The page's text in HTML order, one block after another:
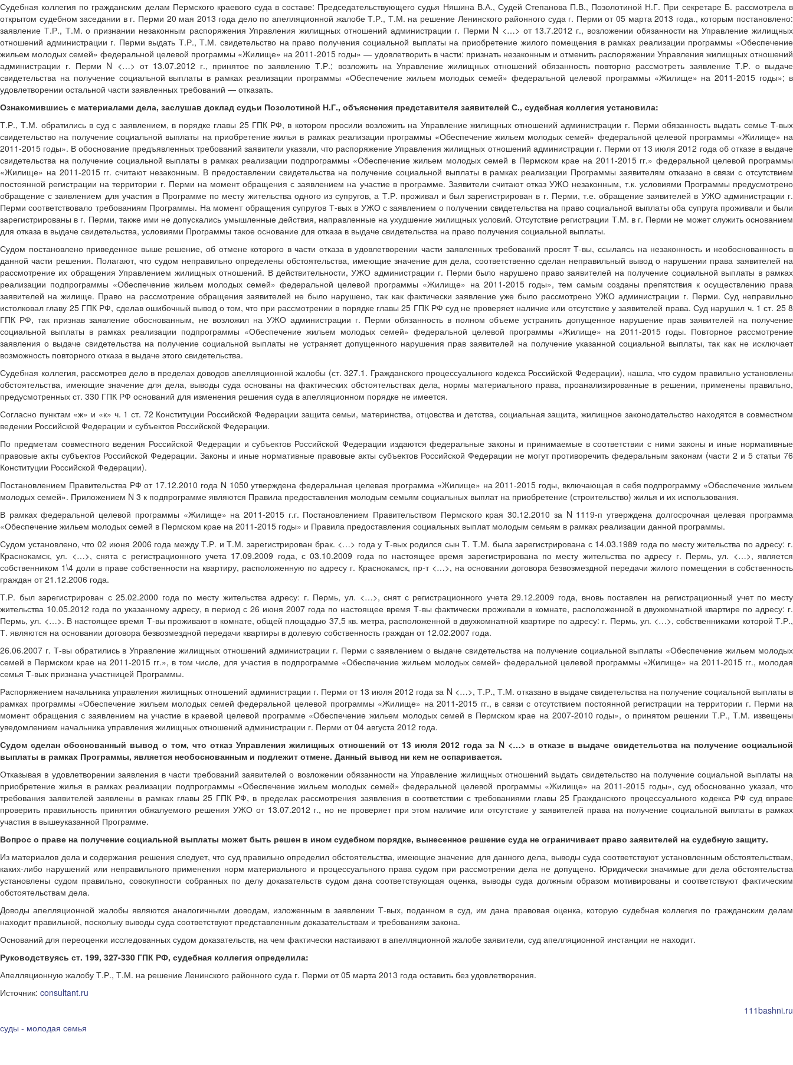
Судебная коллегия по гражданским делам Пермского краевого суда в составе: Председательствующего судья Няшина В.А., Судей Степанова П.В., Позолотиной Н.Г. При секретаре Б. рассмотрела в
открытом судебном заседании в г. Перми 20 мая 2013 года дело по апелляционной жалобе Т.Р., Т.М. на решение Ленинского районного суда г. Перми от 05 марта 2013 года., которым постановлено:
заявление Т.Р., Т.М. о признании незаконным распоряжения Управления жилищных отношений администрации г. Перми N <…> от 13.7.2012 г., возложении обязанности на Управление жилищных
отношений администрации г. Перми выдать Т.Р., Т.М. свидетельство на право получения социальной выплаты на приобретение жилого помещения в рамках реализации программы «Обеспечение
жильем молодых семей» федеральной целевой программы «Жилище» на 2011-2015 годы» — удовлетворить в части: признать незаконным и отменить распоряжении Управления жилищных отношений
администрации г. Перми N <…> от 13.07.2012 г., принятое по заявлению Т.Р.; возложить на Управление жилищных отношений обязанность повторно рассмотреть заявление Т.Р. о выдаче
свидетельства на получение социальной выплаты в рамках реализации программы «Обеспечение жильем молодых семей» федеральной целевой программы «Жилище» на 2011-2015 годы»; в
удовлетворении остальной части заявленных требований — отказать.
Ознакомившись с материалами дела, заслушав доклад судьи Позолотиной Н.Г., объяснения представителя заявителей С., судебная коллегия установила:
Т.Р., Т.М. обратились в суд с заявлением, в порядке главы 25 ГПК РФ, в котором просили возложить на Управление жилищных отношений администрации г. Перми обязанность выдать семье Т-вых
свидетельство на получение социальной выплаты на приобретение жилья в рамках реализации программы «Обеспечение жильем молодых семей» федеральной целевой программы «Жилище» на
2011-2015 годы». В обоснование предъявленных требований заявители указали, что распоряжение Управления жилищных отношений администрации г. Перми от 13 июля 2012 года об отказе в выдаче
свидетельства на получение социальной выплаты в рамках реализации подпрограммы «Обеспечение жильем молодых семей в Пермском крае на 2011-2015 гг.» федеральной целевой программы
«Жилище» на 2011-2015 гг. считают незаконным. В предоставлении свидетельства на получение социальной выплаты в рамках реализации Программы заявителям отказано в связи с отсутствием
постоянной регистрации на территории г. Перми на момент обращения с заявлением на участие в программе. Заявители считают отказ УЖО незаконным, т.к. условиями Программы предусмотрено
обращение с заявлением для участия в Программе по месту жительства одного из супругов, а Т.Р. проживал и был зарегистрирован в г. Перми, т.е. обращение заявителей в УЖО администрации г.
Перми соответствовало требованиям Программы. На момент обращения супругов Т-вых в УЖО с заявлением о получении свидетельства на право социальной выплаты оба супруга проживали и были
зарегистрированы в г. Перми, также ими не допускались умышленные действия, направленные на ухудшение жилищных условий. Отсутствие регистрации Т.М. в г. Перми не может служить основанием
для отказа в выдаче свидетельства, условиями Программы такое основание для отказа в выдаче свидетельства на право получения социальной выплаты.
Судом постановлено приведенное выше решение, об отмене которого в части отказа в удовлетворении части заявленных требований просят Т-вы, ссылаясь на незаконность и необоснованность в
данной части решения. Полагают, что судом неправильно определены обстоятельства, имеющие значение для дела, соответственно сделан неправильный вывод о нарушении права заявителей на
рассмотрение их обращения Управлением жилищных отношений. В действительности, УЖО администрации г. Перми было нарушено право заявителей на получение социальной выплаты в рамках
реализации подпрограммы «Обеспечение жильем молодых семей» федеральной целевой программы «Жилище» на 2011-2015 годы», тем самым созданы препятствия к осуществлению права
заявителей на жилище. Право на рассмотрение обращения заявителей не было нарушено, так как фактически заявление уже было рассмотрено УЖО администрации г. Перми. Суд неправильно
истолковал главу 25 ГПК РФ, сделав ошибочный вывод о том, что при рассмотрении в порядке главы 25 ГПК РФ суд не проверяет наличие или отсутствие у заявителей права. Суд нарушил ч. 1 ст. 25 8
ГПК РФ, так признав заявление обоснованным, не возложил на УЖО администрации г. Перми обязанность в полном объеме устранить допущенное нарушение прав заявителей на получение
социальной выплаты в рамках реализации подпрограммы «Обеспечение жильем молодых семей» федеральной целевой программы «Жилище» на 2011-2015 годы. Повторное рассмотрение
заявления о выдаче свидетельства на получение социальной выплаты не устраняет допущенного нарушения прав заявителей на получение указанной социальной выплаты, так как не исключает
возможность повторного отказа в выдаче этого свидетельства.
Судебная коллегия, рассмотрев дело в пределах доводов апелляционной жалобы (ст. 327.1. Гражданского процессуального кодекса Российской Федерации), нашла, что судом правильно установлены
обстоятельства, имеющие значение для дела, выводы суда основаны на фактических обстоятельствах дела, нормы материального права, проанализированные в решении, применены правильно,
предусмотренных ст. 330 ГПК РФ оснований для изменения решения суда в апелляционном порядке не имеется.
Согласно пунктам «ж» и «к» ч. 1 ст. 72 Конституции Российской Федерации защита семьи, материнства, отцовства и детства, социальная защита, жилищное законодательство находятся в совместном
ведении Российской Федерации и субъектов Российской Федерации.
По предметам совместного ведения Российской Федерации и субъектов Российской Федерации издаются федеральные законы и принимаемые в соответствии с ними законы и иные нормативные
правовые акты субъектов Российской Федерации. Законы и иные нормативные правовые акты субъектов Российской Федерации не могут противоречить федеральным законам (части 2 и 5 статьи 76
Конституции Российской Федерации).
Постановлением Правительства РФ от 17.12.2010 года N 1050 утверждена федеральная целевая программа «Жилище» на 2011-2015 годы, включающая в себя подпрограмму «Обеспечение жильем
молодых семей». Приложением N 3 к подпрограмме являются Правила предоставления молодым семьям социальных выплат на приобретение (строительство) жилья и их использования.
В рамках федеральной целевой программы «Жилище» на 2011-2015 г.г. Постановлением Правительством Пермского края 30.12.2010 за N 1119-п утверждена долгосрочная целевая программа
«Обеспечение жильем молодых семей в Пермском крае на 2011-2015 годы» и Правила предоставления социальных выплат молодым семьям в рамках реализации данной программы.
Судом установлено, что 02 июня 2006 года между Т.Р. и Т.М. зарегистрирован брак. <…> года у Т-вых родился сын Т. Т.М. была зарегистрирована с 14.03.1989 года по месту жительства по адресу: г.
Краснокамск, ул. <…>, снята с регистрационного учета 17.09.2009 года, с 03.10.2009 года по настоящее время зарегистрирована по месту жительства по адресу г. Пермь, ул. <…>, является
собственником 1\4 доли в праве собственности на квартиру, расположенную по адресу г. Краснокамск, пр-т <…>, на основании договора безвозмездной передачи жилого помещения в собственность
граждан от 21.12.2006 года.
Т.Р. был зарегистрирован с 25.02.2000 года по месту жительства адресу: г. Пермь, ул. <…>, снят с регистрационного учета 29.12.2009 года, вновь поставлен на регистрационный учет по месту
жительства 10.05.2012 года по указанному адресу, в период с 26 июня 2007 года по настоящее время Т-вы фактически проживали в комнате, расположенной в двухкомнатной квартире по адресу: г.
Пермь, ул. <…>. В настоящее время Т-вы проживают в комнате, общей площадью 37,5 кв. метра, расположенной в двухкомнатной квартире по адресу: г. Пермь, ул. <…>, собственниками которой Т.Р.,
Т. являются на основании договора безвозмездной передачи квартиры в долевую собственность граждан от 12.02.2007 года.
26.06.2007 г. Т-вы обратились в Управление жилищных отношений администрации г. Перми с заявлением о выдаче свидетельства на получение социальной выплаты «Обеспечение жильем молодых
семей в Пермском крае на 2011-2015 гг.», в том числе, для участия в подпрограмме «Обеспечение жильем молодых семей» федеральной целевой программы «Жилище» на 2011-2015 гг., молодая
семья Т-вых признана участницей Программы.
Распоряжением начальника управления жилищных отношений администрации г. Перми от 13 июля 2012 года за N <…>, Т.Р., Т.М. отказано в выдаче свидетельства на получение социальной выплаты в
рамках программы «Обеспечение жильем молодых семей федеральной целевой программы «Жилище» на 2011-2015 гг., в связи с отсутствием постоянной регистрации на территории г. Перми на
момент обращения с заявлением на участие в краевой целевой программе «Обеспечение жильем молодых семей в Пермском крае на 2007-2010 годы», о принятом решении Т.Р., Т.М. извещены
уведомлением начальника управления жилищных отношений администрации г. Перми от 04 августа 2012 года.
Судом сделан обоснованный вывод о том, что отказ Управления жилищных отношений от 13 июля 2012 года за N <…> в отказе в выдаче свидетельства на получение социальной
выплаты в рамках Программы, является необоснованным и подлежит отмене. Данный вывод ни кем не оспаривается.
Отказывая в удовлетворении заявления в части требований заявителей о возложении обязанности на Управление жилищных отношений выдать свидетельство на получение социальной выплаты на
приобретение жилья в рамках реализации подпрограммы «Обеспечение жильем молодых семей» федеральной целевой программы «Жилище» на 2011-2015 годы», суд обоснованно указал, что
требования заявителей заявлены в рамках главы 25 ГПК РФ, в пределах рассмотрения заявления в соответствии с требованиями главы 25 Гражданского процессуального кодекса РФ суд вправе
проверить правильность принятия обжалуемого решения УЖО от 13.07.2012 г., но не проверяет при этом наличие или отсутствие у заявителей права на получение социальной выплаты в рамках
участия в вышеуказанной Программе.
Вопрос о праве на получение социальной выплаты может быть решен в ином судебном порядке, вынесенное решение суда не ограничивает право заявителей на судебную защиту.
Из материалов дела и содержания решения следует, что суд правильно определил обстоятельства, имеющие значение для данного дела, выводы суда соответствуют установленным обстоятельствам,
каких-либо нарушений или неправильного применения норм материального и процессуального права судом при рассмотрении дела не допущено. Юридически значимые для дела обстоятельства
установлены судом правильно, совокупности собранных по делу доказательств судом дана соответствующая оценка, выводы суда должным образом мотивированы и соответствуют фактическим
обстоятельствам дела.
Доводы апелляционной жалобы являются аналогичными доводам, изложенным в заявлении Т-вых, поданном в суд, им дана правовая оценка, которую судебная коллегия по гражданским делам
находит правильной, поскольку выводы суда соответствуют представленным доказательствам и требованиям закона.
Оснований для переоценки исследованных судом доказательств, на чем фактически настаивают в апелляционной жалобе заявители, суд апелляционной инстанции не находит.
Руководствуясь ст. 199, 327-330 ГПК РФ, судебная коллегия определила:
Апелляционную жалобу Т.Р., Т.М. на решение Ленинского районного суда г. Перми от 05 марта 2013 года оставить без удовлетворения.
Источник: consultant.ru
111bashni.ru
суды - молодая семья